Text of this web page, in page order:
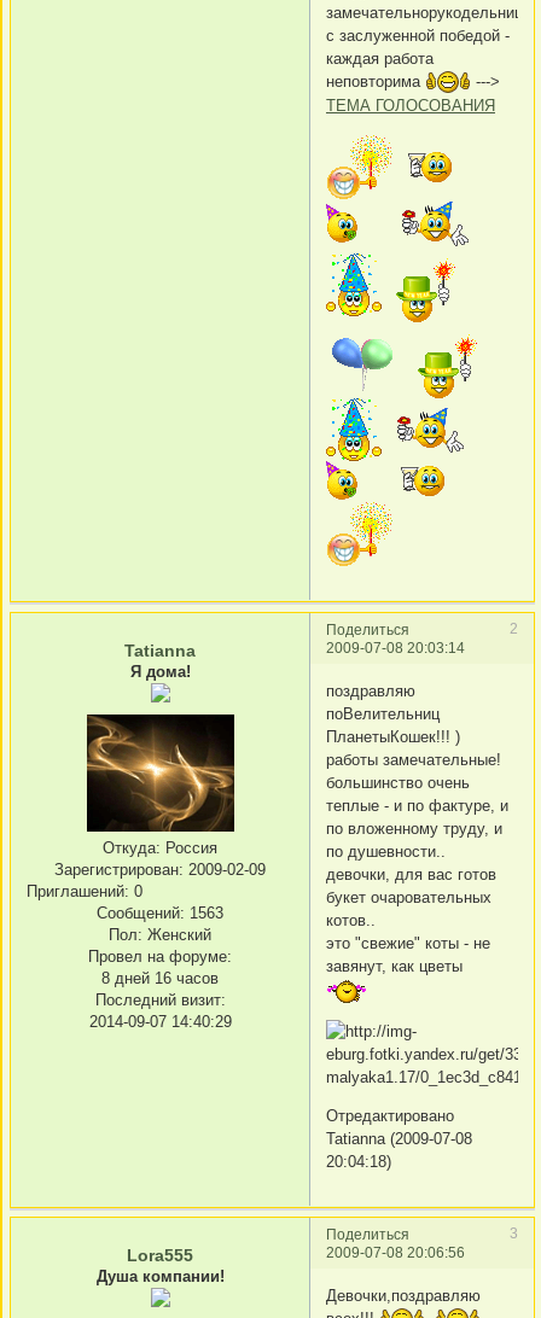
замечательнорукодельниц
с заслуженной победой -
каждая работа
неповторима
--->
ТЕМА ГОЛОСОВАНИЯ
Поделиться
2
2009-07-08 20:03:14
Tatianna
Я дома!
Откуда: Россия
Зарегистрирован: 2009-02-09
Приглашений: 0
Сообщений: 1563
Пол: Женский
Провел на форуме:
8 дней 16 часов
Последний визит:
2014-09-07 14:40:29
поздравляю
поВелительниц
ПланетыКошек!!! )
работы замечательные!
большинство очень
теплые - и по фактуре, и
по вложенному труду, и
по душевности..
девочки, для вас готов
букет очаровательных
котов..
это "свежие" коты - не
завянут, как цветы
Отредактировано
Tatianna (2009-07-08
20:04:18)
Поделиться
3
2009-07-08 20:06:56
Lora555
Душа компании!
Девочки,поздравляю